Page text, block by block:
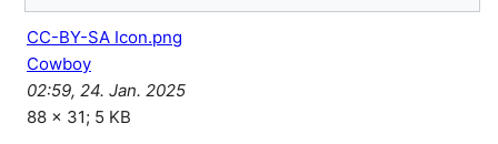
CC-BY-SA Icon.png
Cowboy
02:59, 24. Jan. 2025
88 × 31; 5 KB